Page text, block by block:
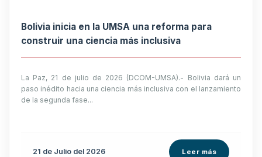
Bolivia inicia en la UMSA una reforma para
construir una ciencia más inclusiva
La Paz, 21 de julio de 2026 (DCOM-UMSA).- Bolivia dará un
paso inédito hacia una ciencia más inclusiva con el lanzamiento
de la segunda fase...
21 de Julio del 2026 Leer más